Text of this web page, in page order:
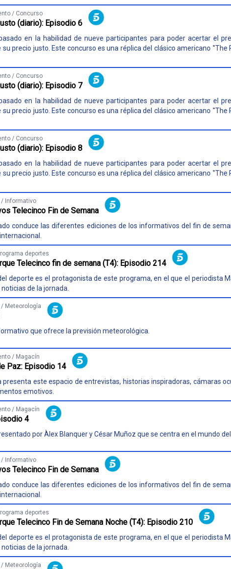
/ Concurso
(diario): Episodio 6
en la habilidad de nueve participantes para poder acertar el
su precio justo. Este concurso es una réplica del clásico americano ''The
/ Concurso
(diario): Episodio 7
en la habilidad de nueve participantes para poder acertar el
su precio justo. Este concurso es una réplica del clásico americano ''The
/ Concurso
(diario): Episodio 8
en la habilidad de nueve participantes para poder acertar el
su precio justo. Este concurso es una réplica del clásico americano ''The
Informativo
Telecinco Fin de Semana
conduce las diferentes ediciones de los informativos del fin de
deportes
Telecinco fin de semana (T4): Episodio 214
deporte es el protagonista de este programa, en el que el periodista
de la jornada.
Meteorología
que ofrece la previsión meteorológica.
/ Magacín
Paz: Episodio 14
presenta este espacio de entrevistas, historias inspiradoras, cámaras
emotivos.
/ Magacín
4
por Àlex Blanquer y César Muñoz que se centra en el mundo
Informativo
Telecinco Fin de Semana
conduce las diferentes ediciones de los informativos del fin de
deportes
Telecinco Fin de Semana Noche (T4): Episodio 210
deporte es el protagonista de este programa, en el que el periodista
de la jornada.
Meteorología